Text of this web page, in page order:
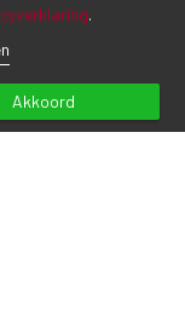
.
Akkoord